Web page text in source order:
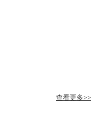
查看更多>>